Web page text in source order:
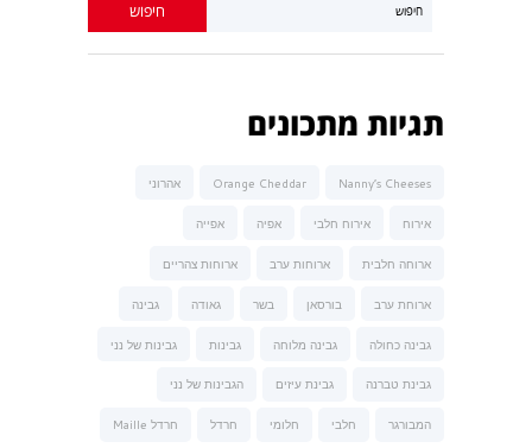
תגיות מתכונים
Nanny’s Cheeses
Orange Cheddar אהרוני
אירוח אירוח חלבי אפיה אפייה
ארוחה חלבית ארוחות ערב ארוחות צהריים
ארוחת ערב בורסאן בשר גאודה גבינה
גבינה כחולה גבינה מלוחה גבינות גבינות של נני
גבינת טברנה גבינת עיזים הגבינות של נני
המבורגר חלבי חלומי חרדל חרדל Maille